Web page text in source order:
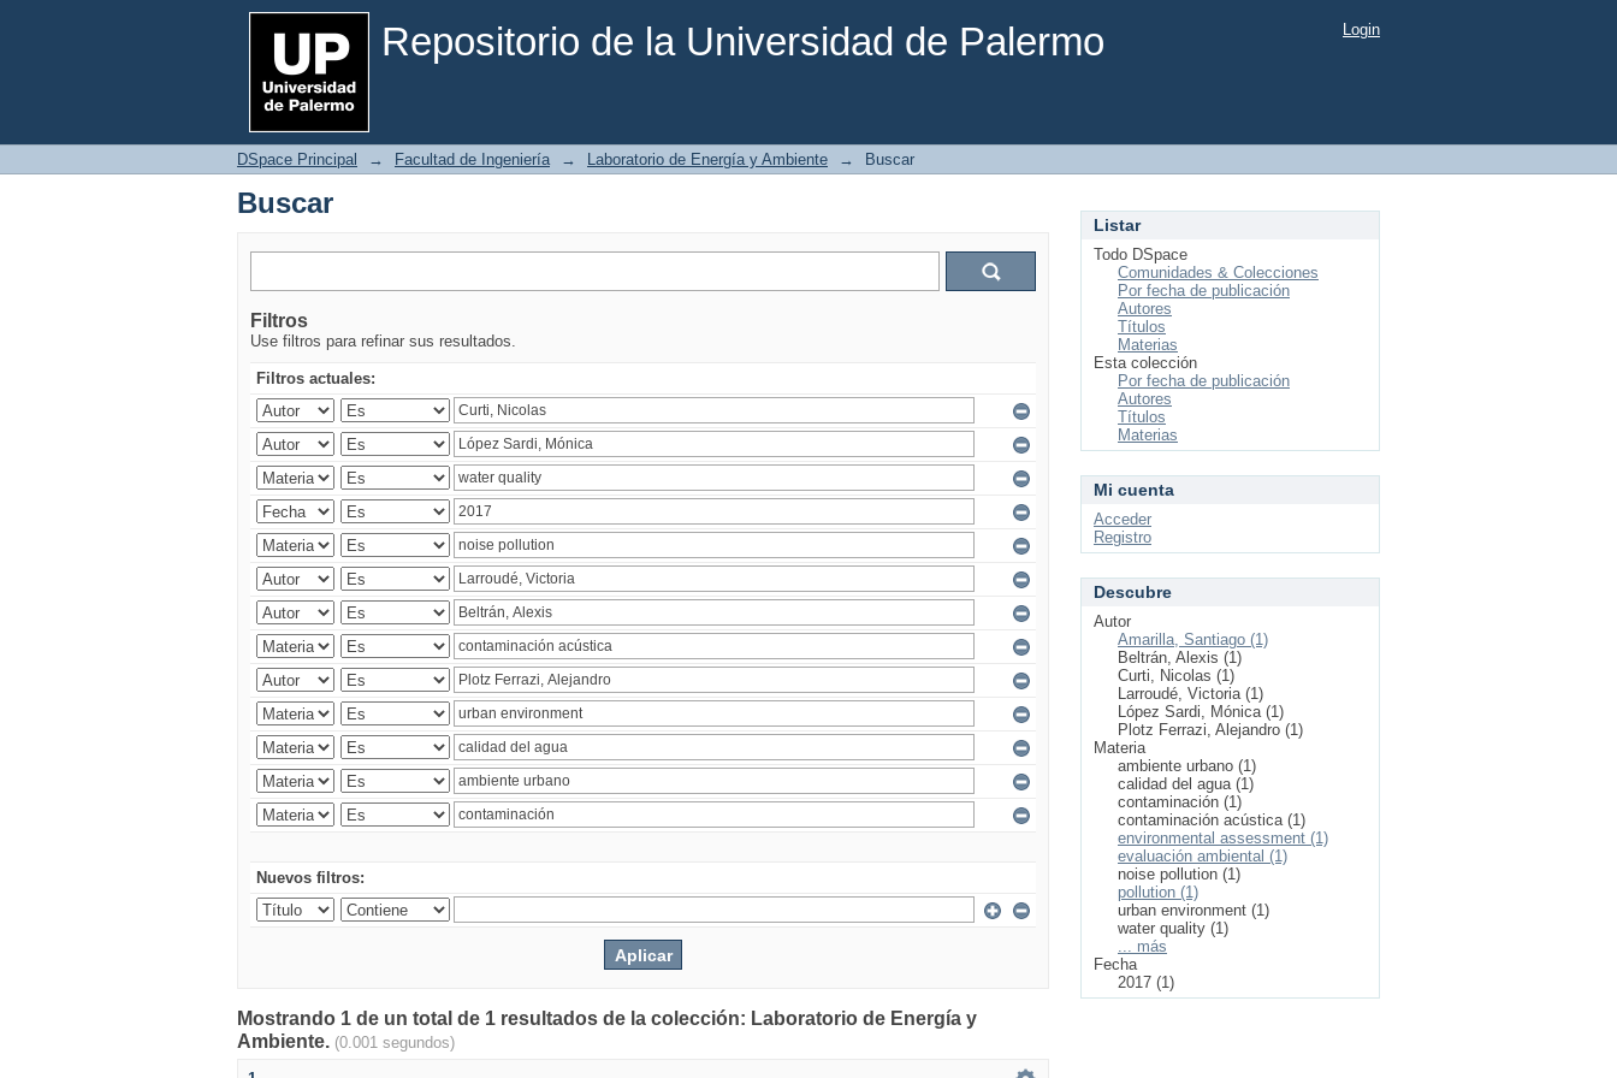
Repositorio de la Universidad de Palermo
Buscar Login
DSpace Principal → Facultad de Ingeniería → Laboratorio de Energía y Ambiente → Buscar
Buscar
Filtros
Use filtros para refinar sus resultados.
Filtros actuales:
Nuevos filtros:
Mostrando 1 de un total de 1 resultados de la colección: Laboratorio de Energía y
Ambiente. (0.001 segundos)
Listar
Todo DSpace
Comunidades & Colecciones
Por fecha de publicación
Autores
Títulos
Materias
Esta colección
Por fecha de publicación
Autores
Títulos
Materias
Mi cuenta
Acceder
Registro
Descubre
Autor
Amarilla, Santiago (1)
Beltrán, Alexis (1)
Curti, Nicolas (1)
Larroudé, Victoria (1)
López Sardi, Mónica (1)
Plotz Ferrazi, Alejandro (1)
Materia
ambiente urbano (1)
calidad del agua (1)
contaminación (1)
contaminación acústica (1)
environmental assessment (1)
evaluación ambiental (1)
noise pollution (1)
pollution (1)
urban environment (1)
water quality (1)
... más
Fecha
2017 (1)